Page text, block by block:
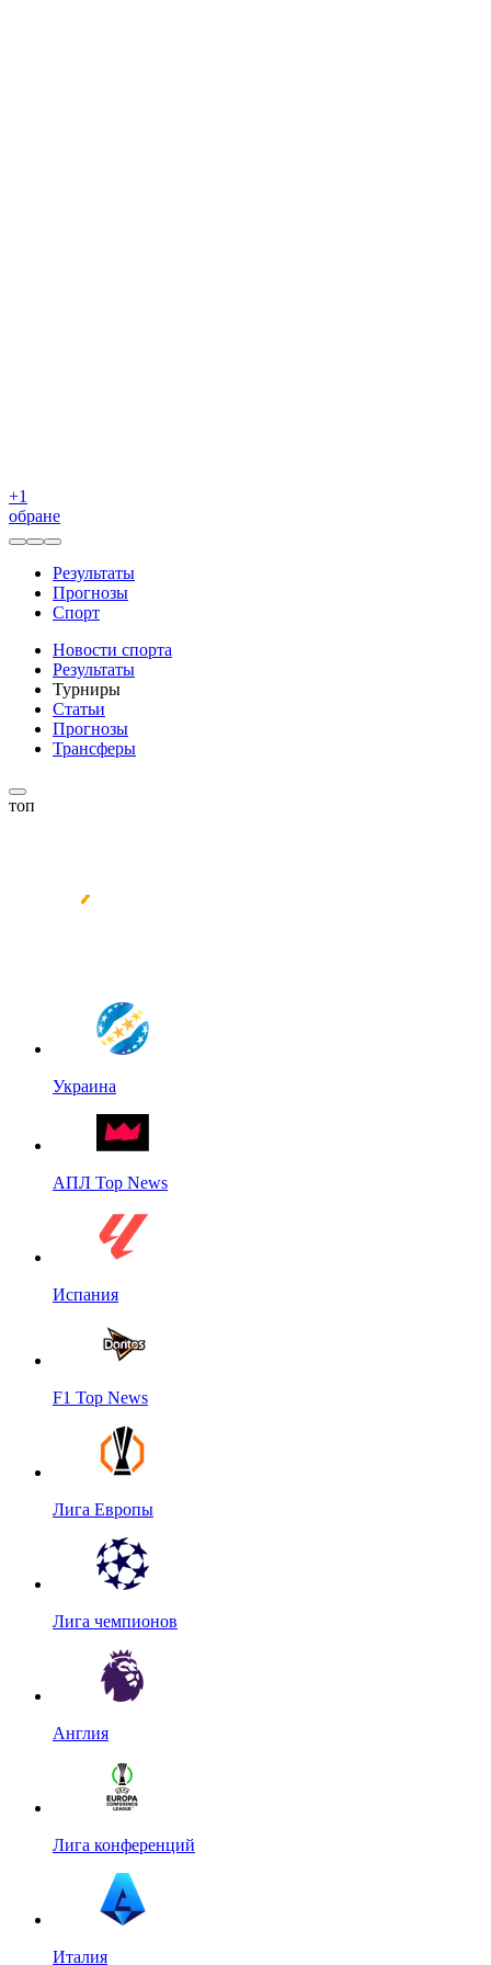
+1
обране
Результаты
Прогнозы
Спорт
Новости спорта
Результаты
Турниры
Статьи
Прогнозы
Трансферы
топ
Украина
АПЛ Top News
Испания
F1 Top News
Лига Европы
Лига чемпионов
Англия
Лига конференций
Италия